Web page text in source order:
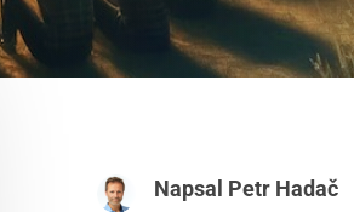
Napsal Petr Hadač